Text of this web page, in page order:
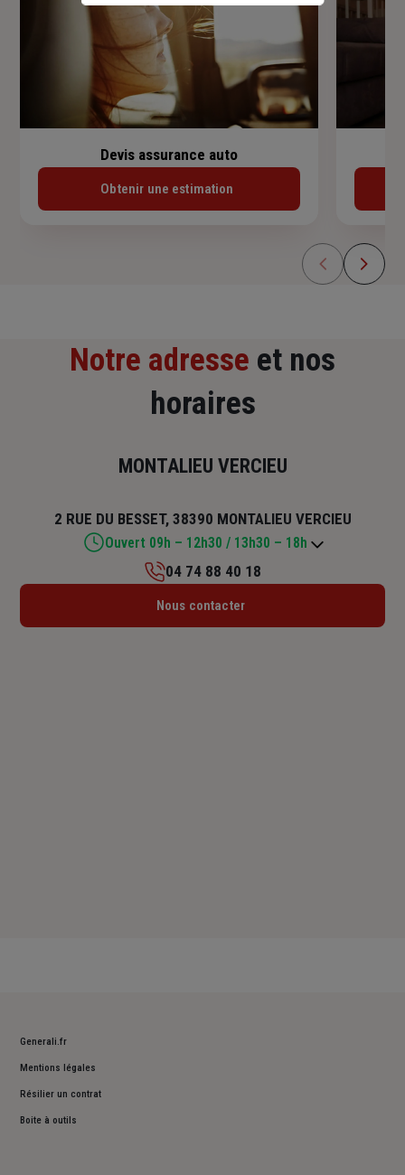
Devis assurance auto
Obtenir une estimation
Notre adresse et nos
horaires
MONTALIEU VERCIEU
2 RUE DU BESSET, 38390 MONTALIEU VERCIEU
Ouvert 09h – 12h30 / 13h30 – 18h
Lundi : 14h30 – 18h
04 74 88 40 18
Nous contacter
Generali.fr
Mentions légales
Résilier un contrat
Boite à outils